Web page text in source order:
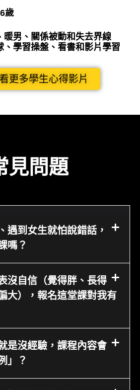
歲
暖男、關係被動和失去界線
、學習操盤、看書和影片學習
更多學生心得影片
見問題
遇到女生就怕說錯話，
嗎？
沒自信（覺得胖、長得
大），報名這堂課對我有
是沒經驗，課程內容會
」？